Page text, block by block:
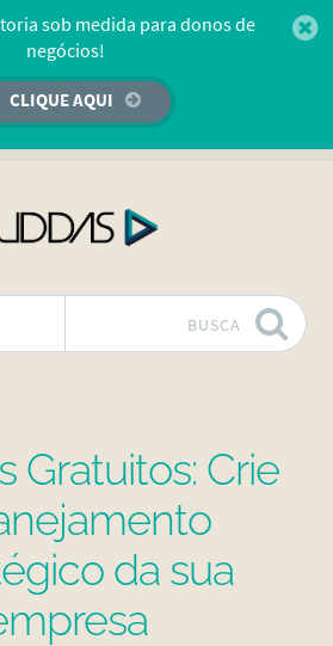
sob medida para donos de
negócios!
CLIQUE AQUI
BUSCA
Gratuitos: Crie
da sua